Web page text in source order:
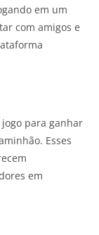
em um
com amigos e
para ganhar
Esses
em